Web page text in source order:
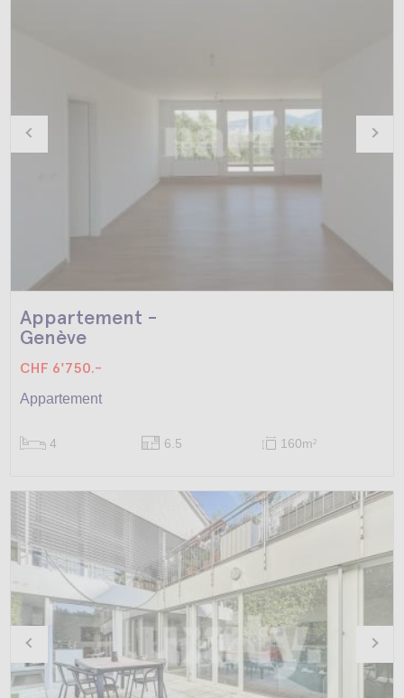
Appartement -
Genève
CHF 6'750.-
Appartement
4 6.5 160m2